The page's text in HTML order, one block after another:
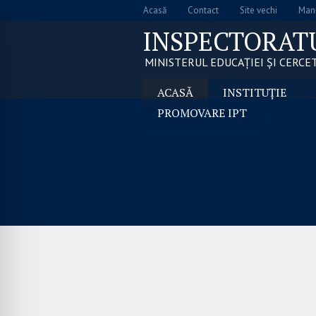
Acasă Contact Site vechi
MINISTERUL EDUCAȚIEI ȘI
ACASĂ INSTITUȚIE
PROMOVARE IPT